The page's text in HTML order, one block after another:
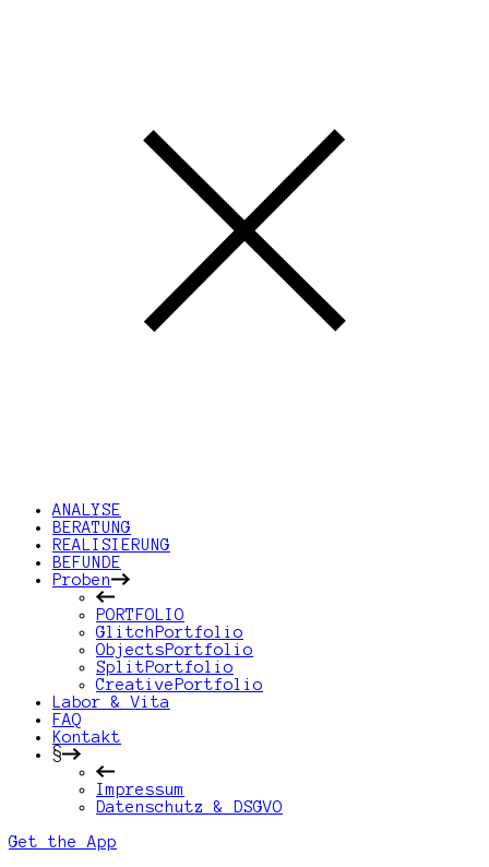
ANALYSE
BERATUNG
REALISIERUNG
BEFUNDE
Proben
PORTFOLIO
GlitchPortfolio
ObjectsPortfolio
SplitPortfolio
CreativePortfolio
Labor & Vita
FAQ
Kontakt
§
Impressum
Datenschutz & DSGVO
Get the App